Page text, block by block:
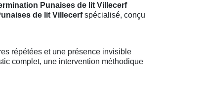
Punaises de lit Villecerf
de lit Villecerfspécialisé, conçu
répétées et une présence invisible
complet, une intervention méthodique